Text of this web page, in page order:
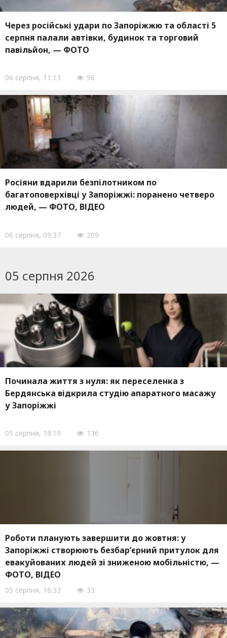
Через російські удари по Запоріжжю та області 5
серпня палали автівки, будинок та торговий
павільйон, — ФОТО
06 серпня, 11:13 96
Росіяни вдарили безпілотником по
багатоповерхівці у Запоріжжі: поранено четверо
людей, — ФОТО, ВІДЕО
06 серпня, 09:37 209
05 серпня 2026
Починала життя з нуля: як переселенка з
Бердянська відкрила студію апаратного масажу
у Запоріжжі
05 серпня, 18:19 136
Роботи планують завершити до жовтня: у
Запоріжжі створюють безбар’єрний притулок для
евакуйованих людей зі зниженою мобільністю, —
ФОТО, ВІДЕО
05 серпня, 16:33 33